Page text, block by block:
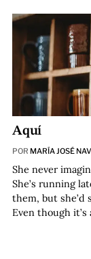
Aquí
POR MARÍA JOSÉ
She never
She’s running
them, but she’d
Even though